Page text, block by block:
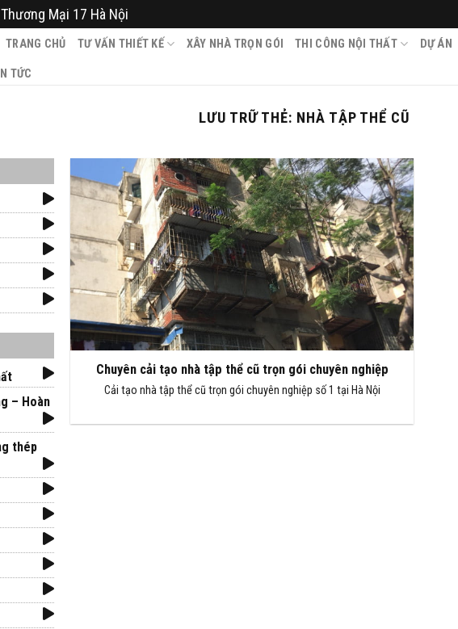
Mại 17 Hà Nội
TRANG CHỦ TƯ VẤN THIẾT KẾ XÂY NHÀ TRỌN GÓI THI CÔNG NỘI THẤT DỰ ÁN
TỨC
LƯU TRỮ THẺ: NHÀ TẬP THỂ CŨ
– Hoàn
thép
Chuyên cải tạo nhà tập thể cũ trọn gói chuyên nghiệp
Cải tạo nhà tập thể cũ trọn gói chuyên nghiệp số 1 tại Hà Nội